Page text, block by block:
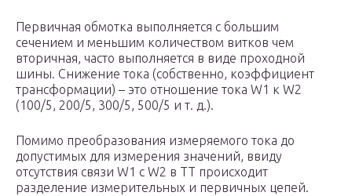
Первичная обмотка выполняется с большим
сечением и меньшим количеством витков чем
вторичная, часто выполняется в виде проходной
шины. Снижение тока (собственно, коэффициент
трансформации) – это отношение тока W1 к W2
(100/5, 200/5, 300/5, 500/5 и т. д.).
Помимо преобразования измеряемого тока до
допустимых для измерения значений, ввиду
отсутствия связи W1 с W2 в ТТ происходит
разделение измерительных и первичных цепей.